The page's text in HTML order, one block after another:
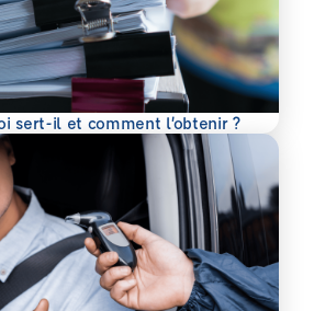
sert-il et comment l’obtenir ?